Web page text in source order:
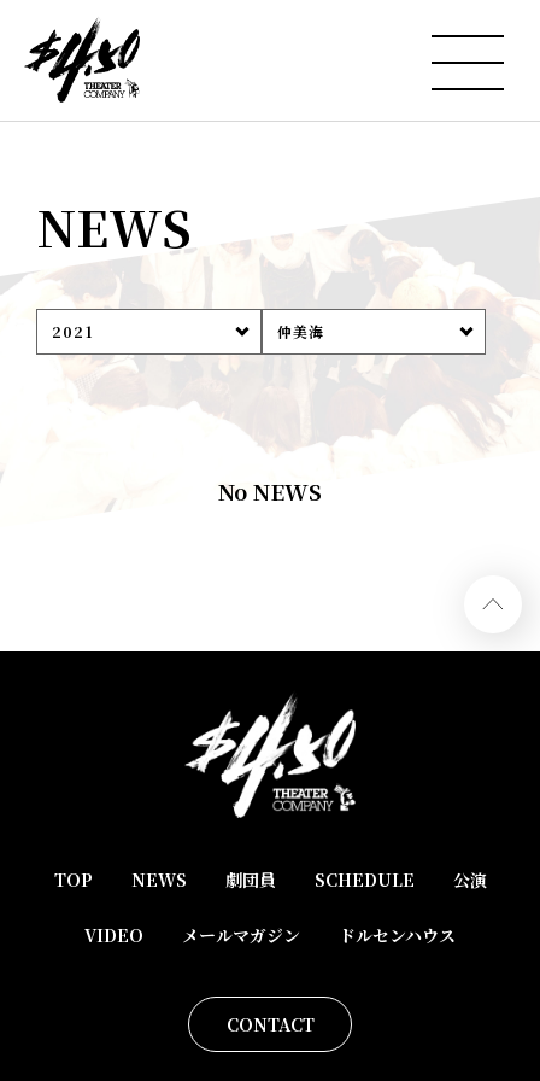
NEWS
2021 仲美海
No NEWS
TOP NEWS 劇団員 SCHEDULE 公演
VIDEO メールマガジン ドルセンハウス
CONTACT